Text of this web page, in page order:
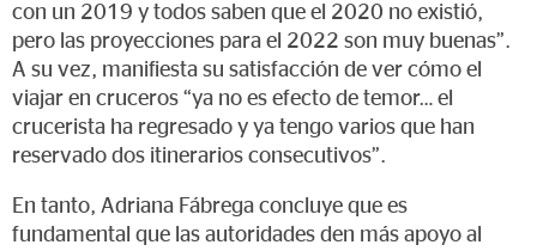
con un 2019 y todos saben que el 2020 no existió,
pero las proyecciones para el 2022 son muy buenas”.
A su vez, manifiesta su satisfacción de ver cómo el
viajar en cruceros “ya no es efecto de temor… el
crucerista ha regresado y ya tengo varios que han
reservado dos itinerarios consecutivos”.
En tanto, Adriana Fábrega concluye que es
fundamental que las autoridades den más apoyo al